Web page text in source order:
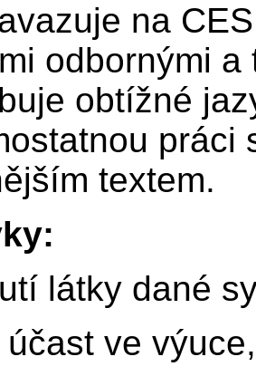
na
odbornými a
obtížné
práci
textem.
látky dané
ve výuce,